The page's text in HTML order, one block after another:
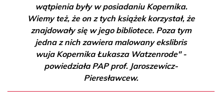
wątpienia były w posiadaniu Kopernika.
Wiemy też, że on z tych książek korzystał, że
znajdowały się w jego bibliotece. Poza tym
jedna z nich zawiera malowany ekslibris
wuja Kopernika Łukasza Watzenrode" -
powiedziała PAP prof. Jaroszewicz-
Pieresławcew.